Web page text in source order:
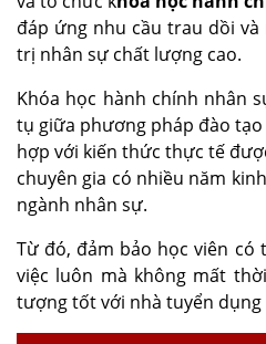
đáp ứng nhu cầu trau dồi
trị nhân sự chất lượng cao.
Khóa học hành chính nhân
tụ giữa phương pháp đào
hợp với kiến thức thực tế
chuyên gia có nhiều năm
ngành nhân sự.
Từ đó, đảm bảo học viên có
việc luôn mà không mất
tượng tốt với nhà tuyển dụng